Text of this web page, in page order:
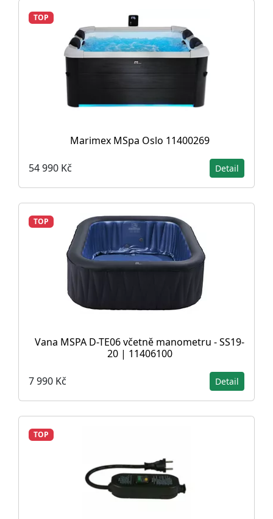
TOP
Marimex MSpa Oslo 11400269
54 990 Kč Detail
TOP
Vana MSPA D-TE06 včetně manometru - SS19-
20 | 11406100
7 990 Kč Detail
TOP